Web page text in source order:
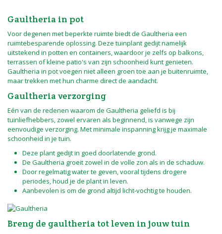
Gaultheria in pot
Voor degenen met beperkte ruimte biedt de Gaultheria een
ruimtebesparende oplossing. Deze tuinplant gedijt namelijk
uitstekend in potten en containers, waardoor je zelfs op balkons,
terrassen of kleine patio's van zijn schoonheid kunt genieten.
Gaultheria in pot voegen niet alleen groen toe aan je buitenruimte,
maar trekken met hun charme direct de aandacht.
Gaultheria verzorging
Eén van de redenen waarom de Gaultheria geliefd is bij
tuinliefhebbers, zowel ervaren als beginnend, is vanwege zijn
eenvoudige verzorging. Met minimale inspanning krijg je maximale
schoonheid in je tuin.
Deze plant gedijt in goed doorlatende grond.
De Gaultheria groeit zowel in de volle zon als in de schaduw.
Door regelmatig water te geven, vooral tijdens drogere
periodes, houd je de plant in leven.
Aanbevolen is om de grond altijd licht-vochtig te houden.
Breng de gaultheria tot leven in jouw tuin